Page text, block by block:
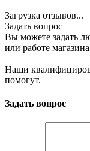
Загрузка отзывов...
Задать вопрос
Вы можете задать
или работе
Наши
помогут.
Задать вопрос